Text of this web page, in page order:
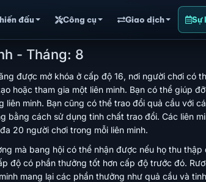
đấu Công cụ Giao dịch Sự
- Tháng: 8
được mở khóa ở cấp độ 16, nơi người chơi có
hoặc tham gia một liên minh. Bạn có thể giúp
liên minh. Bạn cũng có thể trao đổi quả cầu với
bằng cách sử dụng tinh chất trao đổi. Các liên
20 người chơi trong mỗi liên minh.
mà bang hội có thể nhận được nếu họ thu
độ có phần thưởng tốt hơn cấp độ trước đó.
mang lại các phần thưởng như quả cầu và